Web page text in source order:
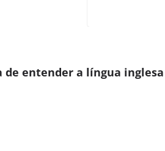
entender a língua inglesa